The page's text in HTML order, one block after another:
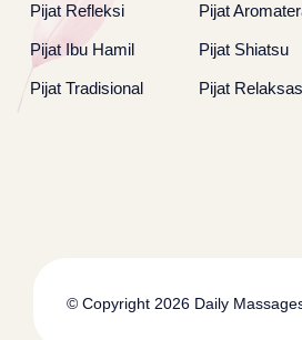
Pijat Refleksi Pijat
Pijat Ibu Hamil Pijat Shiatsu
Pijat Tradisional Pijat
© Copyright 2026 Daily